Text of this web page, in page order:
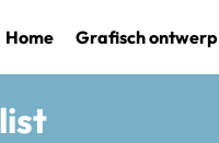
Home Grafisch ontwerp